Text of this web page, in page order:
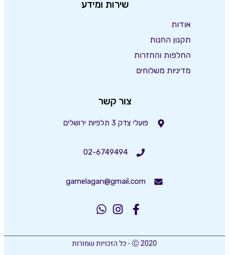
שירות ומידע
אודות
תקנון החנות
החלפות והחזרות
מדיניות משלוחים
צור קשר
פועלי צדק 3 תלפיות ירושלים
02-6749494
gamelagan@gmail.com
Ⓒ 2020 - כל הזכויות שמורות